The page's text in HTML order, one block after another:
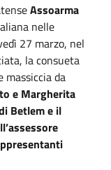
Assoarma
nelle
27 marzo, nel
la consueta
massiccia da
e Margherita
Betlem e il